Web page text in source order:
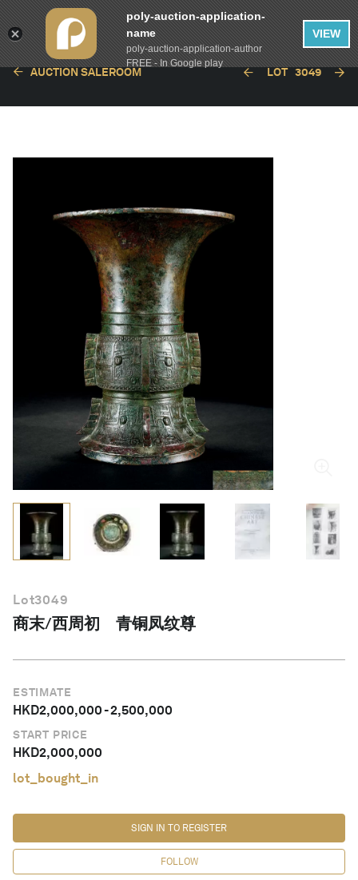
简体中文
AUCTION SALEROOM LOT 3049
Lot3049
商末/西周初 青铜凤纹尊
ESTIMATE
HKD2,000,000-2,500,000
START PRICE
HKD2,000,000
lot_bought_in
FOLLOW
SIGN IN TO REGISTER
poly-auction-application-
name
poly-auction-application-author
FREE - In Google play
VIEW